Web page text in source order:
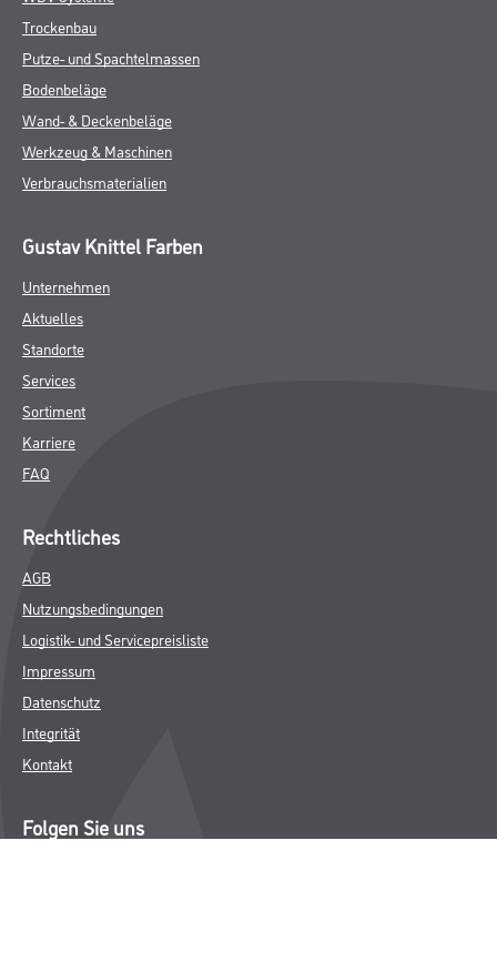
Trockenbau
Putze- und Spachtelmassen
Bodenbeläge
Wand- & Deckenbeläge
Werkzeug & Maschinen
Verbrauchsmaterialien
Gustav Knittel Farben
Unternehmen
Aktuelles
Standorte
Services
Sortiment
Karriere
FAQ
Rechtliches
AGB
Nutzungsbedingungen
Logistik- und Servicepreisliste
Impressum
Datenschutz
Integrität
Kontakt
Folgen Sie uns